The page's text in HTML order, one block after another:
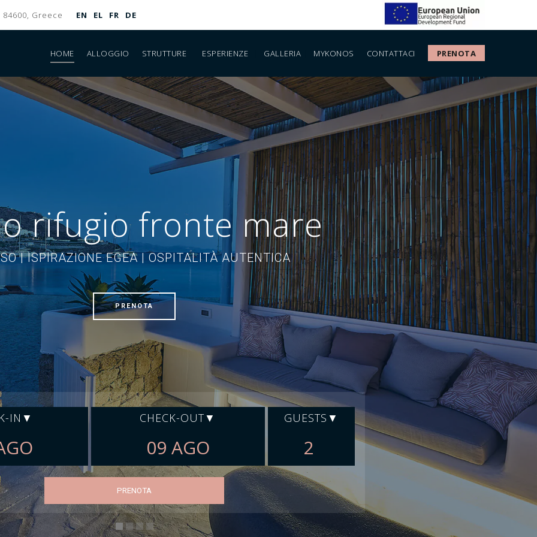
Greece EN EL FR DE
HOME ALLOGGIO STRUTTURE ESPERIENZE GALLERIA MYKONOS CONTATTACI PRENOTA
rifugio fronte mare
PRENOTA
| ISPIRAZIONE EGEA | OSPITALITÀ AUTENTICA
IN CHECK-OUT GUESTS
PRENOTA